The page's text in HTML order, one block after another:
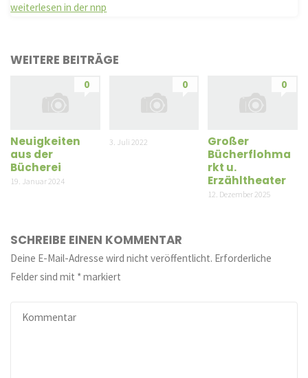
weiterlesen in der nnp
WEITERE BEITRÄGE
0
Neuigkeiten
aus der
Bücherei
19. Januar 2024
0
3. Juli 2022
0
Großer
Bücherflohma
rkt u.
Erzähltheater
12. Dezember 2025
SCHREIBE EINEN KOMMENTAR
Deine E-Mail-Adresse wird nicht veröffentlicht. Erforderliche
Felder sind mit *markiert